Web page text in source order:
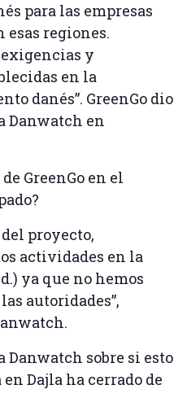
para las empresas
esas regiones.
y
en la
danés”. GreenGo dio
Danwatch en
GreenGo en el
proyecto,
actividades en la
ya que no hemos
autoridades”,
Danwatch sobre si esto
Dajla ha cerrado de